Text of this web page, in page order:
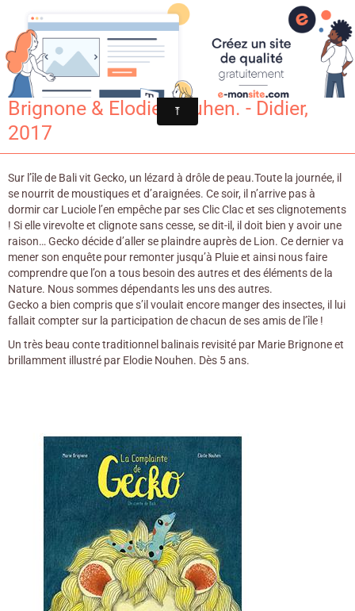
Croqu'livre
La complainte de Gecko / Marie
Brignone & Elodie Nouhen. - Didier,
2017
Sur l’île de Bali vit Gecko, un lézard à drôle de peau.Toute la journée, il
se nourrit de moustiques et d’araignées. Ce soir, il n’arrive pas à
dormir car Luciole l’en empêche par ses Clic Clac et ses clignotements
! Si elle virevolte et clignote sans cesse, se dit-il, il doit bien y avoir une
raison… Gecko décide d’aller se plaindre auprès de Lion. Ce dernier va
mener son enquête pour remonter jusqu’à Pluie et ainsi nous faire
comprendre que l’on a tous besoin des autres et des éléments de la
Nature. Nous sommes dépendants les uns des autres.
Gecko a bien compris que s’il voulait encore manger des insectes, il lui
fallait compter sur la participation de chacun de ses amis de l’île !
Un très beau conte traditionnel balinais revisité par Marie Brignone et
brillamment illustré par Elodie Nouhen. Dès 5 ans.